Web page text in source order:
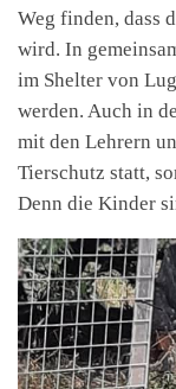
Weg finden, dass
wird. In
im Shelter von
werden. Auch in
mit den Lehrern
Tierschutz statt,
Denn die Kinder